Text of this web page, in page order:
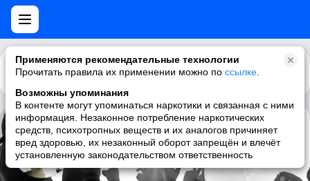
Применяются рекомендательные технологии
Прочитать правила их применении можно по ссылке
Возможны упоминания
В контенте могут упоминаться наркотики и связанная с ними
информация. Незаконное потребление наркотических
средств, психотропных веществ и их аналогов причиняет
вред здоровью, их незаконный оборот запрещён и влечёт
установленную законодательством ответственность
Каталог Рекомендации
Niklas Aman
alternative, chill, new age, ambient